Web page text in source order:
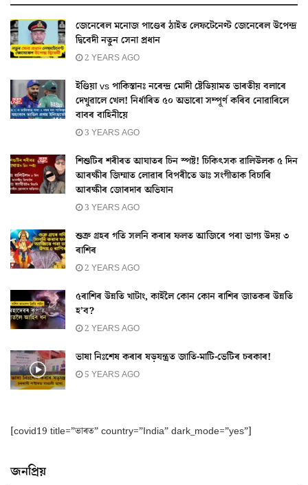
জেনেৰেল মনোজ পাণ্ডেৰ ঠাইত লেফটেনেণ্ট জেনেৰেল উপেন্দ্ৰ
দ্বিবেদী নতুন সেনা প্ৰধান
2 YEARS AGO
ইণ্ডিয়া vs পাকিস্তানঃ নৰেন্দ্ৰ মোদী ষ্টেডিয়ামত ভাৰতীয় বলাৰে
দেখুৱালে খেল! নিৰ্ধাৰিত ৫০ অভাৰো সম্পূৰ্ণ কৰিব নোৱাৰিলে
বাবৰ বাহিনীয়ে
3 YEARS AGO
শিশুটিৰ শৰীৰত আঘাতৰ চিন স্পষ্ট! চিকিৎসক ৱালিউলক ৫ দিন
আৰক্ষীৰ জিম্মাত লোৱাৰ বিপৰীতে ডাঃ সংগীতাক বিচাৰি
আৰক্ষীৰ জোৰদাৰ অভিযান
3 YEARS AGO
শুক্ৰ গ্ৰহৰ গতি সলনি কৰাৰ ফলত আজিৰে পৰা ভাগ্য উদয় ৩
ৰাশিৰ
2 YEARS AGO
৫ৰাশিৰ উন্নতি খাটাং, কাইলৈ কোন কোন ৰাশিৰ জাতকৰ উন্নতি
হ’ব?
2 YEARS AGO
ভাষা নিঃশেষ কৰাৰ ষড়যন্ত্ৰত জাতি-মাটি-ভেটিৰ চৰকাৰ!
5 YEARS AGO
[covid19 title=”ভাৰত” country=”India” dark_mode=”yes”]
জনপ্ৰিয়